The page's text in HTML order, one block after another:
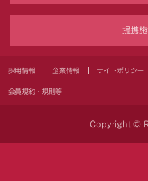
提携
採用情報 企業情報 サイトポリシー
会員規約・規則等
Copyright ©